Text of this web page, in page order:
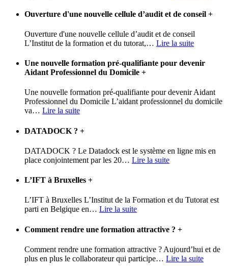
Ouverture d'une nouvelle cellule d’audit et de conseil +
Ouverture d'une nouvelle cellule d’audit et de conseil
L’Institut de la formation et du tutorat,… Lire la suite
Une nouvelle formation pré-qualifiante pour devenir
Aidant Professionnel du Domicile +
Une nouvelle formation pré-qualifiante pour devenir Aidant
Professionnel du Domicile L’aidant professionnel du domicile
va… Lire la suite
DATADOCK ? +
DATADOCK ? Le Datadock est le système en ligne mis en
place conjointement par les 20… Lire la suite
L’IFT à Bruxelles +
L’IFT à Bruxelles L’Institut de la Formation et du Tutorat est
parti en Belgique en… Lire la suite
Comment rendre une formation attractive ? +
Comment rendre une formation attractive ? Aujourd’hui et de
plus en plus le collaborateur qui participe… Lire la suite